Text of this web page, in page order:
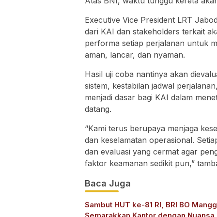
Executive Vice President LRT
dari KAI dan stakeholders terkait
performa setiap perjalanan untuk
aman, lancar, dan nyaman.
Hasil uji coba nantinya akan
sistem, kestabilan jadwal
menjadi dasar bagi KAI dalam
datang.
“Kami terus berupaya menjaga
dan keselamatan operasional.
dan evaluasi yang cermat agar
faktor keamanan sedikit pun,”
Baca Juga
Sambut HUT ke-81 RI, BRI BO